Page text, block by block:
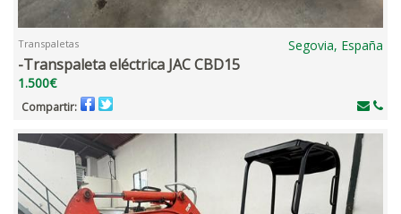
Transpaletas Segovia, España
-Transpaleta eléctrica JAC CBD15
1.500€
Compartir: